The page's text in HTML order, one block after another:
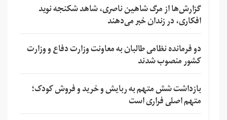
گزارش‌ها از مرگ شاهین ناصری، شاهد شکنجه نوید
افکاری، در زندان خبر می‌دهند
دو فرمانده نظامی طالبان به معاونت وزارت دفاع و وزارت
کشور منصوب شدند
بازداشت شش متهم به ربایش و خرید و فروش کودک؛
متهم اصلی فراری است